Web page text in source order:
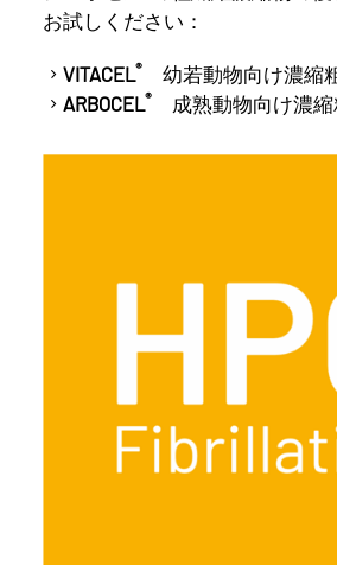
お試しください：
VITACEL®
幼若動物向け濃縮
ARBOCEL® 成熟動物向け濃